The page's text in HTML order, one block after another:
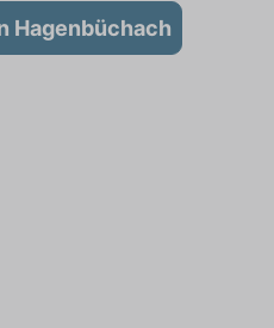
Hagenbüchach